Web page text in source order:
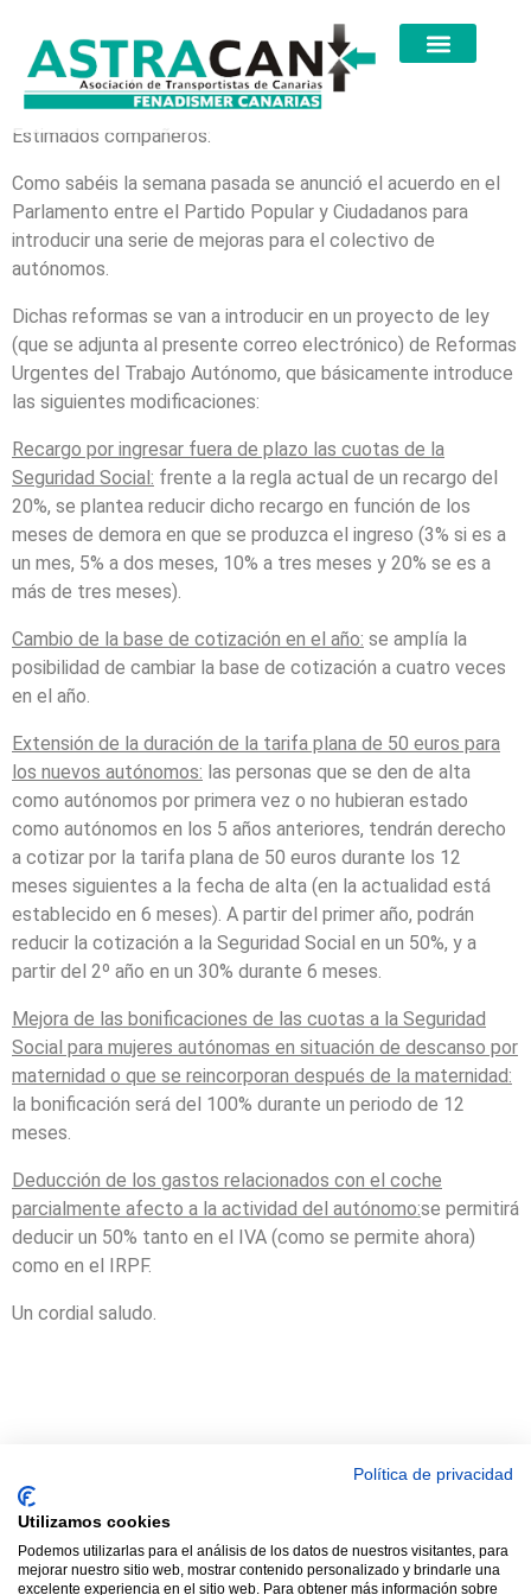
Estimados compañeros:
Como sabéis la semana pasada se anunció el acuerdo en el
Parlamento entre el Partido Popular y Ciudadanos para
introducir una serie de mejoras para el colectivo de
autónomos.
Dichas reformas se van a introducir en un proyecto de ley
(que se adjunta al presente correo electrónico) de Reformas
Urgentes del Trabajo Autónomo, que básicamente introduce
las siguientes modificaciones:
Recargo por ingresar fuera de plazo las cuotas de la
Seguridad Social: frente a la regla actual de un recargo del
20%, se plantea reducir dicho recargo en función de los
meses de demora en que se produzca el ingreso (3% si es a
un mes, 5% a dos meses, 10% a tres meses y 20% se es a
más de tres meses).
Cambio de la base de cotización en el año: se amplía la
posibilidad de cambiar la base de cotización a cuatro veces
en el año.
Extensión de la duración de la tarifa plana de 50 euros para
los nuevos autónomos: las personas que se den de alta
como autónomos por primera vez o no hubieran estado
como autónomos en los 5 años anteriores, tendrán derecho
a cotizar por la tarifa plana de 50 euros durante los 12
meses siguientes a la fecha de alta (en la actualidad está
establecido en 6 meses). A partir del primer año, podrán
reducir la cotización a la Seguridad Social en un 50%, y a
partir del 2º año en un 30% durante 6 meses.
Mejora de las bonificaciones de las cuotas a la Seguridad
Social para mujeres autónomas en situación de descanso por
maternidad o que se reincorporan después de la maternidad:
la bonificación será del 100% durante un periodo de 12
meses.
Deducción de los gastos relacionados con el coche
parcialmente afecto a la actividad del autónomo:se permitirá
deducir un 50% tanto en el IVA (como se permite ahora)
como en el IRPF.
Un cordial saludo.
© 2021 TODOS LOS DERECHOS RESERVADOS ASTRACAN - Web
Política de privacidad
Utilizamos cookies
Podemos utilizarlas para el análisis de los datos de nuestros visitantes, para
mejorar nuestro sitio web, mostrar contenido personalizado y brindarle una
excelente experiencia en el sitio web. Para obtener más información sobre